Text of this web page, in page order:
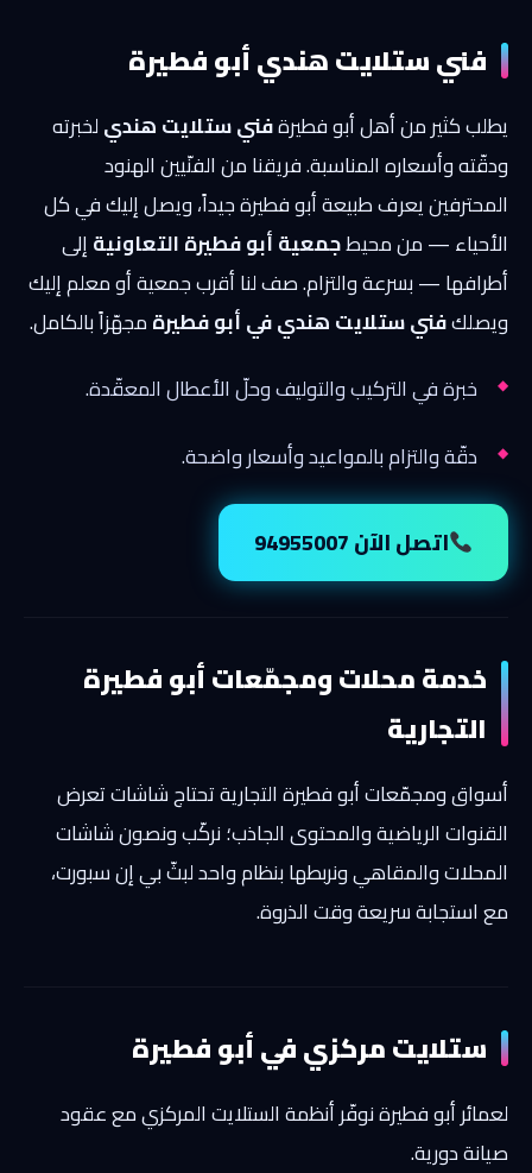
فني ستلايت هندي أبو فطيرة
يطلب كثير من أهل أبو فطيرةفني ستلايت هنديلخبرته
ودقّته وأسعاره المناسبة. فريقنا من الفنّيين الهنود
المحترفين يعرف طبيعة أبو فطيرة جيداً، ويصل إليك في كل
الأحياء — من محيطجمعية أبو فطيرة التعاونيةإلى
أطرافها — بسرعة والتزام. صف لنا أقرب جمعية أو معلم إليك
ويصلكفني ستلايت هندي في أبو فطيرةمجهّزاً بالكامل.
خبرة في التركيب والتوليف وحلّ الأعطال المعقّدة.
دقّة والتزام بالمواعيد وأسعار واضحة.
اتصل الآن 94955007
خدمة محلات ومجمّعات أبو فطيرة
التجارية
أسواق ومجمّعات أبو فطيرة التجارية تحتاج شاشات تعرض
القنوات الرياضية والمحتوى الجاذب؛ نركّب ونصون شاشات
المحلات والمقاهي ونربطها بنظام واحد لبثّ بي إن سبورت،
مع استجابة سريعة وقت الذروة.
ستلايت مركزي في أبو فطيرة
لعمائر أبو فطيرة نوفّر أنظمة الستلايت المركزي مع عقود
صيانة دورية.